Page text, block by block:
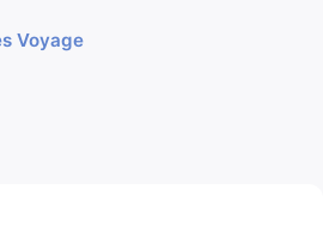
Voyage